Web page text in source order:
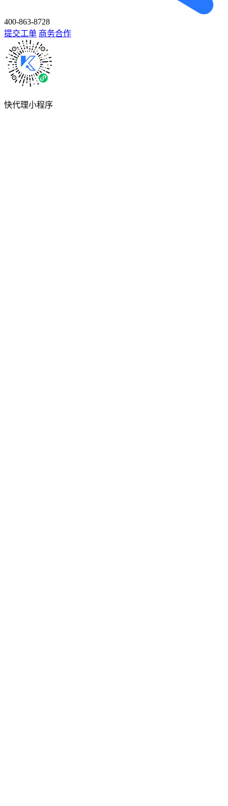
400-863-8728
提交工单 商务合作
快代理小程序